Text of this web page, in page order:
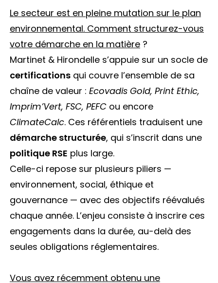
Le secteur est en pleine mutation sur le plan
environnemental. Comment structurez-vous
votre démarche en la matière ?
Martinet & Hirondelle s’appuie sur un socle de
certifications qui couvre l’ensemble de sa
chaîne de valeur : Ecovadis Gold, Print Ethic,
Imprim’Vert, FSC, PEFC ou encore
ClimateCalc. Ces référentiels traduisent une
démarche structurée, qui s’inscrit dans une
politique RSE plus large.
Celle-ci repose sur plusieurs piliers —
environnement, social, éthique et
gouvernance — avec des objectifs réévalués
chaque année. L’enjeu consiste à inscrire ces
engagements dans la durée, au-delà des
seules obligations réglementaires.
Vous avez récemment obtenu une